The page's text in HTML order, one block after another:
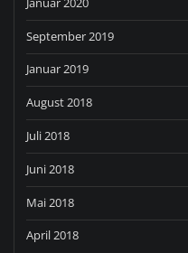
September 2019
Januar 2019
August 2018
Juli 2018
Juni 2018
Mai 2018
April 2018